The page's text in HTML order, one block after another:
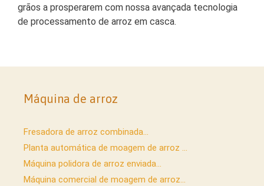
grãos a prosperarem com nossa avançada tecnologia
de processamento de arroz em casca.
Máquina de arroz
Fresadora de arroz combinada...
Planta automática de moagem de arroz ...
Máquina polidora de arroz enviada...
Máquina comercial de moagem de arroz...